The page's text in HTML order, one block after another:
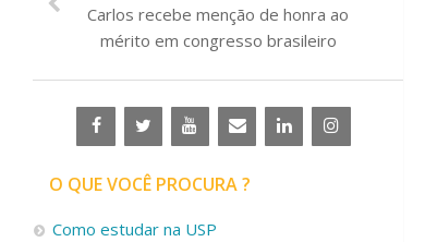
Carlos recebe menção de honra ao
mérito em congresso brasileiro
O QUE VOCÊ PROCURA ?
Como estudar na USP